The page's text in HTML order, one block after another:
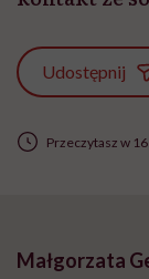
Udostępnij
Przeczytasz w
Małgorzata